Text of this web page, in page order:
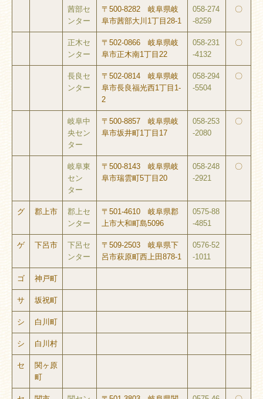
茜部セ
ンター
〒500-8282 岐阜県岐
阜市茜部大川1丁目28-1
058-274
-8259
〇
正木セ
ンター
〒502-0866 岐阜県岐
阜市正木南1丁目22
058-231
-4132
〇
長良セ
ンター
〒502-0814 岐阜県岐
阜市長良福光西1丁目1-
2
058-294
-5504
〇
岐阜中
央セン
ター
〒500-8857 岐阜県岐
阜市坂井町1丁目17
058-253
-2080
〇
岐阜東
セン
ター
〒500-8143 岐阜県岐
阜市瑞雲町5丁目20
058-248
-2921
〇
グ 郡上市
郡上セ
ンター
〒501-4610 岐阜県郡
上市大和町島5096
0575-88
-4851
ゲ 下呂市
下呂セ
ンター
〒509-2503 岐阜県下
呂市萩原町西上田878-1
0576-52
-1011
ゴ 神戸町
サ 坂祝町
シ 白川町
シ 白川村
セ
関ヶ原
町